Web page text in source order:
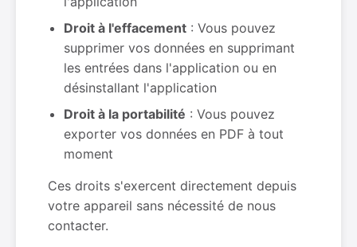
Droit à l'effacement : Vous pouvez
supprimer vos données en supprimant
les entrées dans l'application ou en
désinstallant l'application
Droit à la portabilité : Vous pouvez
exporter vos données en PDF à tout
moment
Ces droits s'exercent directement depuis
votre appareil sans nécessité de nous
contacter.